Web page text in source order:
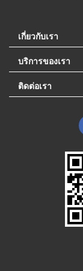
เกี่ยวกับเรา
บริการของเรา
ติดต่อเรา